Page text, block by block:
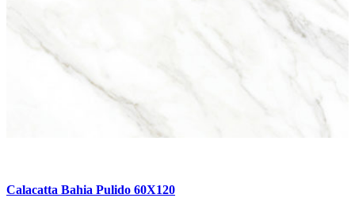
Calacatta Bahia Pulido 60X120